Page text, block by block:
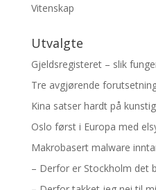
Vitenskap
Utvalgte
Gjeldsregisteret – slik
Tre avgjørende
Kina satser hardt på
Oslo først i Europa med
Makrobasert malware
– Derfor er Stockholm det